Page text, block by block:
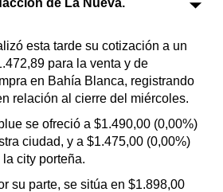
esta tarde su cotización a un
para la venta y de
en Bahía Blanca, registrando
relación al cierre del miércoles.
se ofreció a $1.490,00 (0,00%)
ciudad, y a $1.475,00 (0,00%)
city porteña.
su parte, se sitúa en $1.898,00